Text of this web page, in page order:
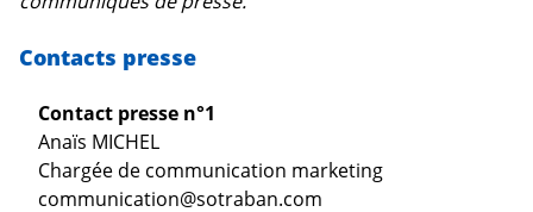
Contacts presse
Contact presse n°1
Anaïs MICHEL
Chargée de communication marketing
communication@sotraban.com